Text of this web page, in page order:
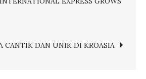
DUNIA
CANTIK DAN UNIK DI KROASIA